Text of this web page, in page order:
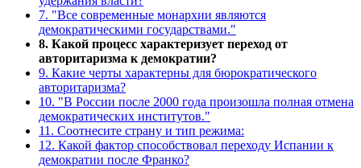
7. "Все современные монархии являются
демократическими государствами."
8. Какой процесс характеризует переход от
авторитаризма к демократии?
9. Какие черты характерны для бюрократического
авторитаризма?
10. "В России после 2000 года произошла полная отмена
демократических институтов."
11. Соотнесите страну и тип режима:
12. Какой фактор способствовал переходу Испании к
демократии после Франко?